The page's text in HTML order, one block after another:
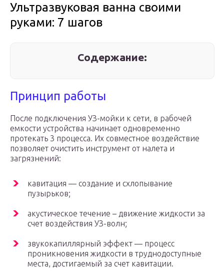
Ультразвуковая ванна своими
руками: 7 шагов
Содержание:
Принцип работы
После подключения УЗ-мойки к сети, в рабочей
емкости устройства начинает одновременно
протекать 3 процесса. Их совместное воздействие
позволяет очистить инструмент от налета и
загрязнений:
кавитация — создание и схлопывание
пузырьков;
акустическое течение – движение жидкости за
счет воздействия УЗ-волн;
звукокапиллярный эффект — процесс
проникновения жидкости в труднодоступные
места, достигаемый за счет кавитации.